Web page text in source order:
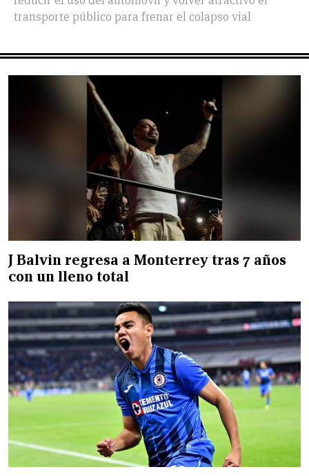
transporte público para frenar el colapso vial
J Balvin regresa a Monterrey tras 7 años
con un lleno total